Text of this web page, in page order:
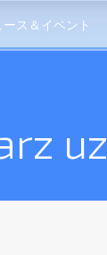
ース＆イベント
uz